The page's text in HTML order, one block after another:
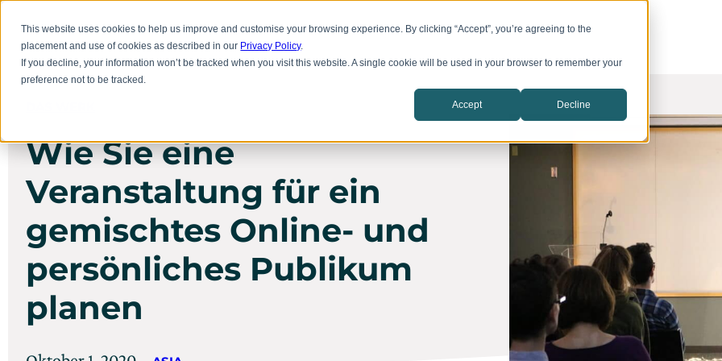
This website uses cookies to help us improve and customise your browsing experience. By clicking “Accept”, you’re agreeing to the
placement and use of cookies as described in our Privacy Policy.
If you decline, your information won’t be tracked when you visit this website. A single cookie will be used in your browser to remember your
preference not to be tracked.
Accept Decline
Innovation CampusesCIC CatalystCompany
Hauptinhalt
springen
Wie Sie eine
Veranstaltung für ein
gemischtes Online- und
persönliches Publikum
planen